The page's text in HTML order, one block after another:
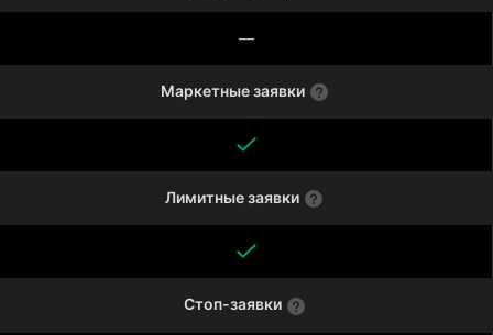
—
Маркетные заявки
Лимитные заявки
Стоп-заявки